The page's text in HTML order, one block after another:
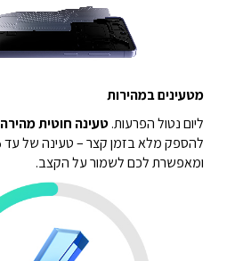
מטעינים במהירות
ליום נטול הפרעות.טעינה חוטית מהירה
ומאפשרת לכם לשמור על הקצב.